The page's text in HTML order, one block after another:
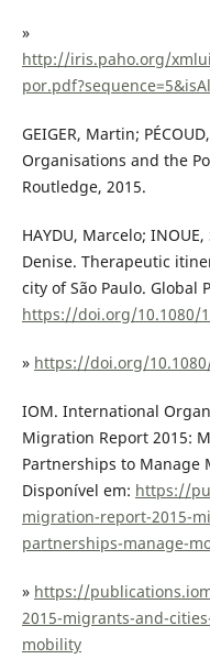
»
http://iris.paho.org/
GEIGER, Martin;
Organisations and the
Routledge, 2015.
HAYDU, Marcelo; INOUE,
Denise. Therapeutic
city of São Paulo. Global
https://doi.org/10.1080/
» https://doi.org/
IOM. International
Migration Report 2015:
Partnerships to Manage
Disponível em: https://
migration-report-2015-
partnerships-manage-
» https://
2015-migrants-and-
mobility